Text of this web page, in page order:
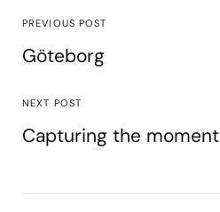
PREVIOUS POST
Göteborg
NEXT POST
Capturing the moment